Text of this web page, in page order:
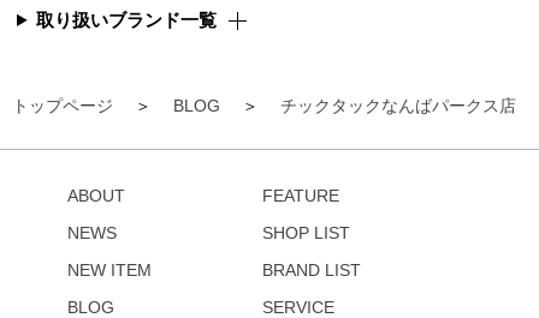
トップページ BLOG チックタックなんばパークス店
取り扱いブランド一覧
ABOUT
NEWS
NEW ITEM
BLOG
FEATURE
SHOP LIST
BRAND LIST
SERVICE